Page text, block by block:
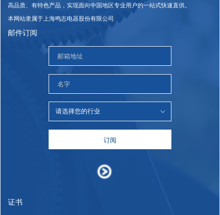
高品质、有特色产品，实现面向中国地区专业用户的一站式快速直供。
本网站隶属于上海鸣志电器股份有限公司
邮件订阅
订阅
证书